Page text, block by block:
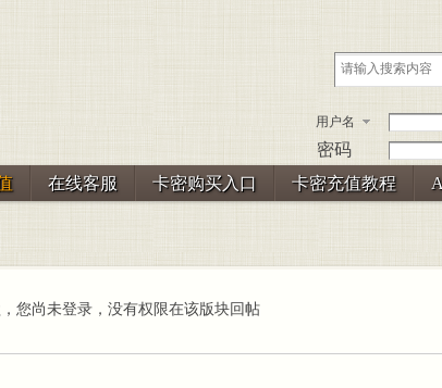
用户名
密码
在线客服 卡密购买入口 卡密充值教程
您尚未登录，没有权限在该版块回帖